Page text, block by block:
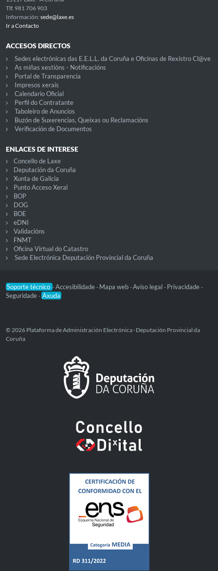
Tlf. 981 706 903
Información: sede@laxe.es
Ir a Contacto
ACCESOS DIRECTOS
Sedes electrónicas das E.E.L.L. da Coruña e Oficinas de Rexistro Cl@ve
As miñas xestións - Notificacións
Portal de Transparencia
Impresos xerais
Calendario Oficial
Perfil do Contratante
Taboleiro de Anuncios
Buzón de Suxerencias, Queixas ou Reclamacións
Verificación de Documentos
ENLACES DE INTERESE
Concello de Laxe
Deputación da Coruña
Xunta de Galicia
Punto Acceso Xeral
BOP
DOG
BOE
eDNI
Validacións
FNMT
Oficina Virtual do Catastro
Sede Electrónica Deputación Provincial da Coruña
Soporte técnico -Accesibilidade - Mapa web -Aviso legal - Privacidade -
Seguridade - Axuda
© 2026 Plataforma de Administración Electrónica · Deputación Provincial da
Coruña